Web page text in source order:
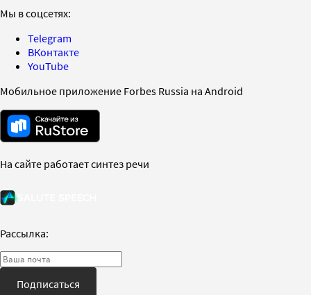
Мы в соцсетях:
Telegram
ВКонтакте
YouTube
Мобильное приложение Forbes Russia на Android
На сайте работает синтез речи
Рассылка:
Подписаться